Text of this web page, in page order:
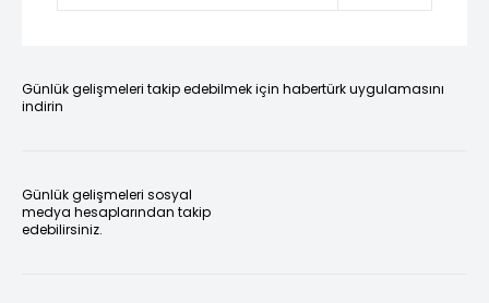
Günlük gelişmeleri takip edebilmek için habertürk uygulamasını
indirin
Günlük gelişmeleri sosyal
medya hesaplarından takip
edebilirsiniz.